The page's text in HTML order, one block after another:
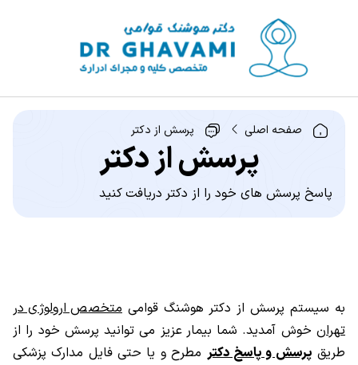
صفحه اصلی پرسش از دکتر
پرسش از دکتر
پاسخ پرسش های خود را از دکتر دریافت کنید
به سیستم پرسش از دکتر هوشنگ قوامی متخصص ارولوژی در
تهران خوش آمدید. شما بیمار عزیز می توانید پرسش خود را از
طریق پرسش و پاسخ دکتر مطرح و یا حتی فایل مدارک پزشکی